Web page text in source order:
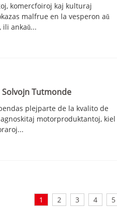
komercfoiroj kaj kulturaj
malfrue en la vesperon aŭ
ankaŭ...
Solvojn Tutmonde
plejparte de la kvalito de
motorproduktantoj, kiel
1 2 3 4 5